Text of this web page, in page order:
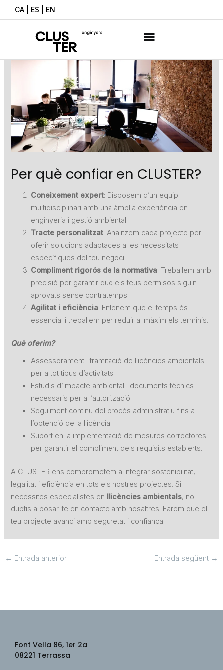
al
CA ES EN
Per què confiar en CLUSTER?
Coneixement expert: Disposem d’un equip
multidisciplinari amb una àmplia experiència en
enginyeria i gestió ambiental.
Tracte personalitzat: Analitzem cada projecte per
oferir solucions adaptades a les necessitats
específiques del teu negoci.
Compliment rigorós de la normativa: Treballem amb
precisió per garantir que els teus permisos siguin
aprovats sense contratemps.
Agilitat i eficiència: Entenem que el temps és
essencial i treballem per reduir al màxim els terminis.
Què oferim?
Assessorament i tramitació de llicències ambientals
per a tot tipus d’activitats.
Estudis d’impacte ambiental i documents tècnics
necessaris per a l’autorització.
Seguiment continu del procés administratiu fins a
l’obtenció de la llicència.
Suport en la implementació de mesures correctores
per garantir el compliment dels requisits establerts.
A CLUSTER ens comprometem a integrar sostenibilitat,
legalitat i eficiència en tots els nostres projectes. Si
necessites especialistes en llicències ambientals, no
dubtis a posar-te en contacte amb nosaltres. Farem que el
teu projecte avanci amb seguretat i confiança.
← Entrada anterior Entrada següent →
Font Vella 86, 1er 2a
08221 Terrassa